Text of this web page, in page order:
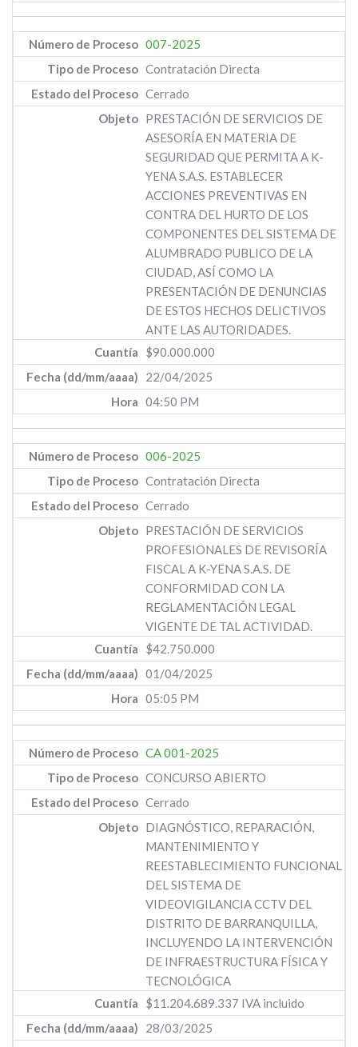
007-2025
Contratación Directa
Cerrado
PRESTACIÓN DE SERVICIOS DE
ASESORÍA EN MATERIA DE
SEGURIDAD QUE PERMITA A K-
YENA S.A.S. ESTABLECER
ACCIONES PREVENTIVAS EN
CONTRA DEL HURTO DE LOS
COMPONENTES DEL SISTEMA DE
ALUMBRADO PUBLICO DE LA
CIUDAD, ASÍ COMO LA
PRESENTACIÓN DE DENUNCIAS
DE ESTOS HECHOS DELICTIVOS
ANTE LAS AUTORIDADES.
$90.000.000
22/04/2025
04:50 PM
006-2025
Contratación Directa
Cerrado
PRESTACIÓN DE SERVICIOS
PROFESIONALES DE REVISORÍA
FISCAL A K-YENA S.A.S. DE
CONFORMIDAD CON LA
REGLAMENTACIÓN LEGAL
VIGENTE DE TAL ACTIVIDAD.
$42.750.000
01/04/2025
05:05 PM
CA 001-2025
CONCURSO ABIERTO
Cerrado
DIAGNÓSTICO, REPARACIÓN,
MANTENIMIENTO Y
REESTABLECIMIENTO FUNCIONAL
DEL SISTEMA DE
VIDEOVIGILANCIA CCTV DEL
DISTRITO DE BARRANQUILLA,
INCLUYENDO LA INTERVENCIÓN
DE INFRAESTRUCTURA FÍSICA Y
TECNOLÓGICA
$11.204.689.337 IVA incluido
28/03/2025